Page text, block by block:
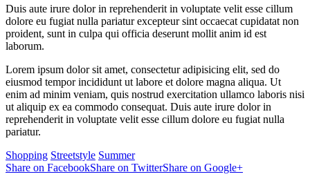
Yorum
yok
Two
Pieces
Transition
Your
Favorite
Looks
into
Fall
Duis aute irure dolor in reprehenderit in voluptate velit esse cillum
dolore eu fugiat nulla pariatur excepteur sint occaecat cupidatat non
proident, sunt in culpa qui officia deserunt mollit anim id est
laborum.
Lorem ipsum dolor sit amet, consectetur adipisicing elit, sed do
eiusmod tempor incididunt ut labore et dolore magna aliqua. Ut
enim ad minim veniam, quis nostrud exercitation ullamco laboris nisi
ut aliquip ex ea commodo consequat. Duis aute irure dolor in
reprehenderit in voluptate velit esse cillum dolore eu fugiat nulla
pariatur.
Shopping Streetstyle Summer
Share on FacebookShare on TwitterShare on Google+